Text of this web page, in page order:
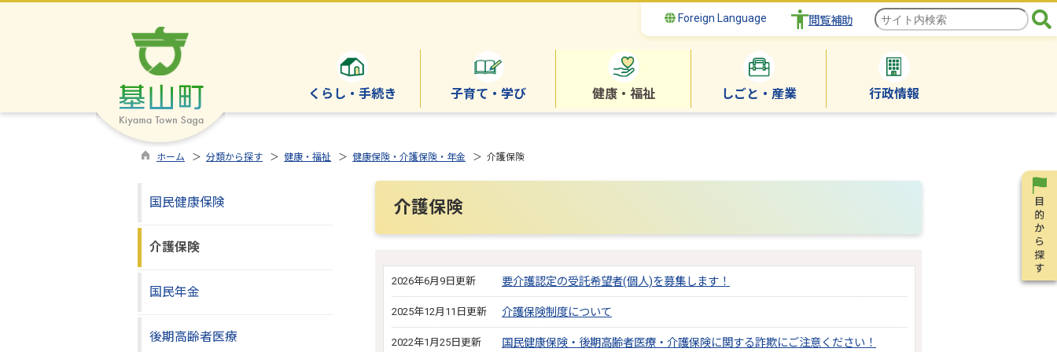
Foreign Language 閲覧補助
くらし・手続き 子育て・学び 健康・福祉 しごと・産業 行政情報
ホーム ＞ 分類から探す ＞ 健康・福祉 ＞ 健康保険・介護保険・年金 ＞ 介護保険
介護保険
2026年6月9日更新 要介護認定の受託希望者(個人)を募集します！
2025年12月11日更新 介護保険制度について
2022年1月25日更新 国民健康保険・後期高齢者医療・介護保険に関する詐欺にご注意ください！
国民健康保険
介護保険
国民年金
後期高齢者医療